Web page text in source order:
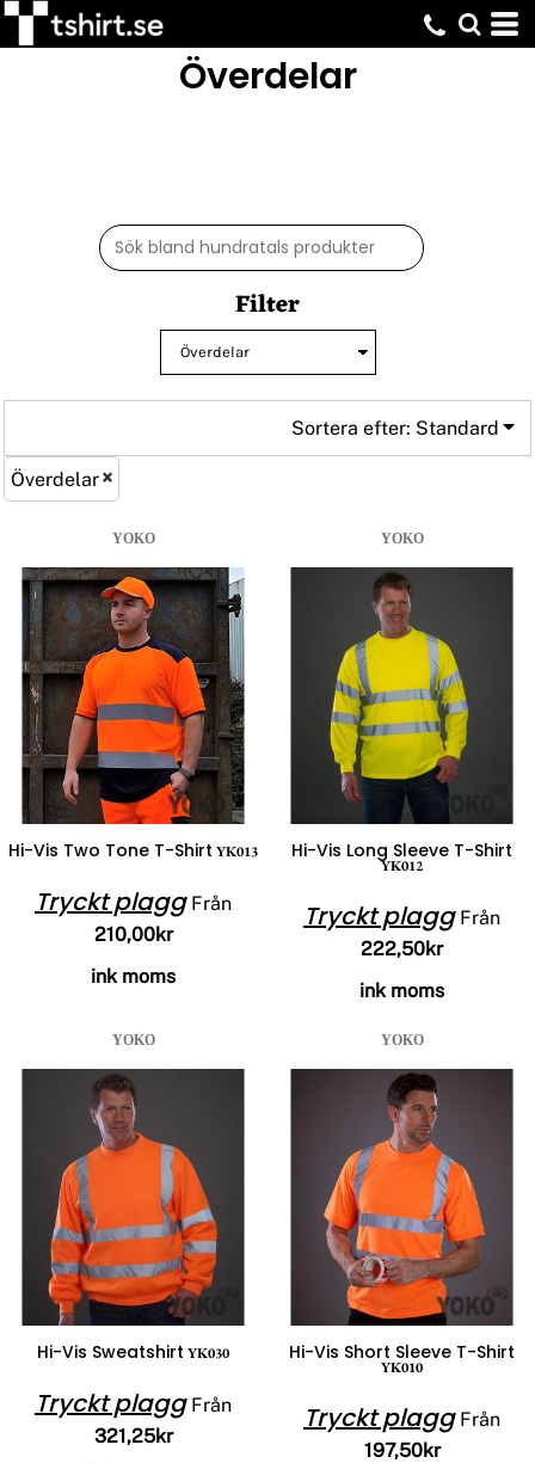
Överdelar
Filter
Sortera efter: Standard
Överdelar
YOKO
Hi-Vis Two Tone T-Shirt YK013
Tryckt plaggFrån
210,00kr
ink moms
YOKO
Hi-Vis Long Sleeve T-Shirt
YK012
Tryckt plaggFrån
222,50kr
ink moms
YOKO
Hi-Vis Sweatshirt YK030
Tryckt plaggFrån
321,25kr
YOKO
Hi-Vis Short Sleeve T-Shirt
YK010
Tryckt plaggFrån
197,50kr
Standard